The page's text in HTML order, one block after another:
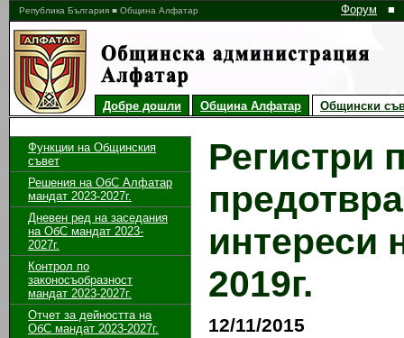
Република България ■ Община Алфатар Форум ■
Добре дошли Община Алфатар Общински
Функции на Общинския
съвет
Решения на ОбС Алфатар
мандат 2023-2027г.
Дневен ред на заседания
на ОбС мандат 2023-
2027г.
Контрол по
законосъобразност
мандат 2023-2027г.
Отчет за дейността на
ОбС мандат 2023-2027г.
Регистри
интереси
2019г.
12/11/2015